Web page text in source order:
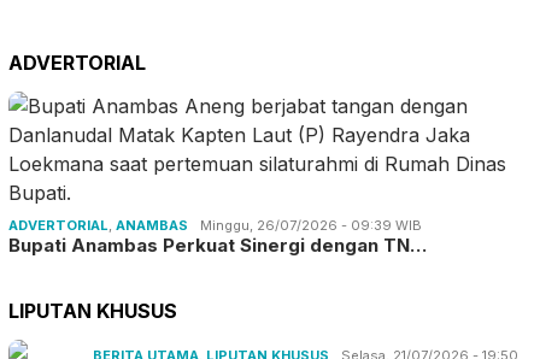
ADVERTORIAL
ADVERTORIAL, ANAMBAS Minggu, 26/07/2026 - 09:39 WIB
Bupati Anambas Perkuat Sinergi dengan TN…
LIPUTAN KHUSUS
BERITA UTAMA, LIPUTAN KHUSUS
Selasa, 21/07/2026 - 19:50